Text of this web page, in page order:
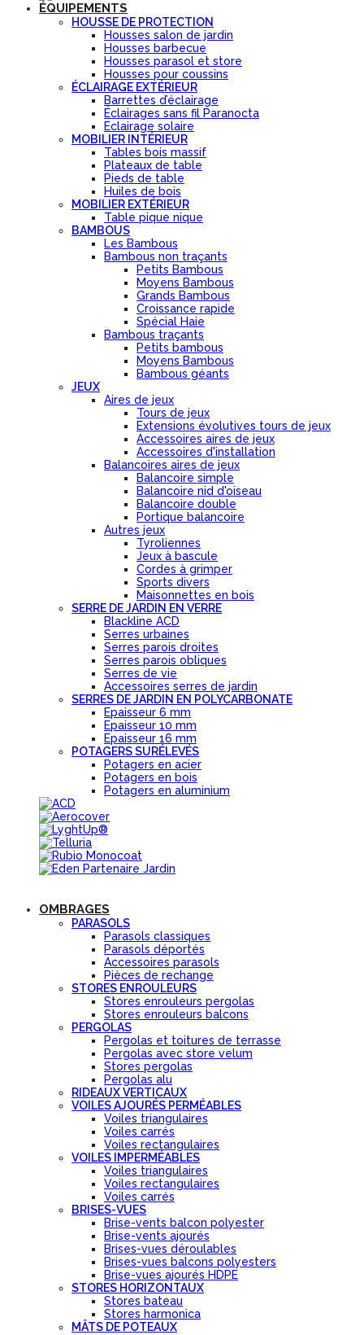
ÉQUIPEMENTS
HOUSSE DE PROTECTION
Housses salon de jardin
Housses barbecue
Housses parasol et store
Housses pour coussins
ÉCLAIRAGE EXTÉRIEUR
Barrettes d’éclairage
Éclairages sans fil Paranocta
Eclairage solaire
MOBILIER INTÉRIEUR
Tables bois massif
Plateaux de table
Pieds de table
Huiles de bois
MOBILIER EXTÉRIEUR
Table pique nique
BAMBOUS
Les Bambous
Bambous non traçants
Petits Bambous
Moyens Bambous
Grands Bambous
Croissance rapide
Spécial Haie
Bambous traçants
Petits bambous
Moyens Bambous
Bambous géants
JEUX
Aires de jeux
Tours de jeux
Extensions évolutives tours de jeux
Accessoires aires de jeux
Accessoires d'installation
Balancoires aires de jeux
Balancoire simple
Balancoire nid d'oiseau
Balancoire double
Portique balancoire
Autres jeux
Tyroliennes
Jeux à bascule
Cordes à grimper
Sports divers
Maisonnettes en bois
SERRE DE JARDIN EN VERRE
Blackline ACD
Serres urbaines
Serres parois droites
Serres parois obliques
Serres de vie
Accessoires serres de jardin
SERRES DE JARDIN EN POLYCARBONATE
Epaisseur 6 mm
Epaisseur 10 mm
Epaisseur 16 mm
POTAGERS SURÉLEVÉS
Potagers en acier
Potagers en bois
Potagers en aluminium
OMBRAGES
PARASOLS
Parasols classiques
Parasols déportés
Accessoires parasols
Pièces de rechange
STORES ENROULEURS
Stores enrouleurs pergolas
Stores enrouleurs balcons
PERGOLAS
Pergolas et toitures de terrasse
Pergolas avec store velum
Stores pergolas
Pergolas alu
RIDEAUX VERTICAUX
VOILES AJOURÉS PERMÉABLES
Voiles triangulaires
Voiles carrés
Voiles rectangulaires
VOILES IMPERMÉABLES
Voiles triangulaires
Voiles rectangulaires
Voiles carrés
BRISES-VUES
Brise-vents balcon polyester
Brise-vents ajourés
Brises-vues déroulables
Brises-vues balcons polyesters
Brise-vues ajourés HDPE
STORES HORIZONTAUX
Stores bateau
Stores harmonica
MÂTS DE POTEAUX